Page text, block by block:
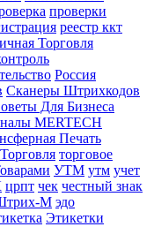
проверки
реестр ккт
Торговля
Россия
Сканеры Штрихкодов
Для Бизнеса
MERTECH
Печать
Торговля торговое
УТМ утм учет
црпт чек честный знак
М эдо
Этикетки